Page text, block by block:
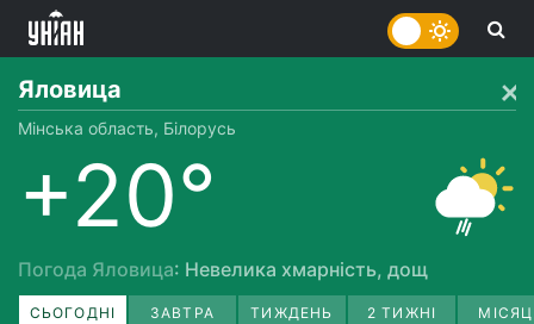
Яловица
Мінська область, Білорусь
+20°
Погода Яловица: Невелика хмарність, дощ
СЬОГОДНІ ЗАВТРА ТИЖДЕНЬ 2 ТИЖНІ